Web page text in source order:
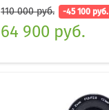
110 000 руб. -45 100 руб.
64 900 руб.